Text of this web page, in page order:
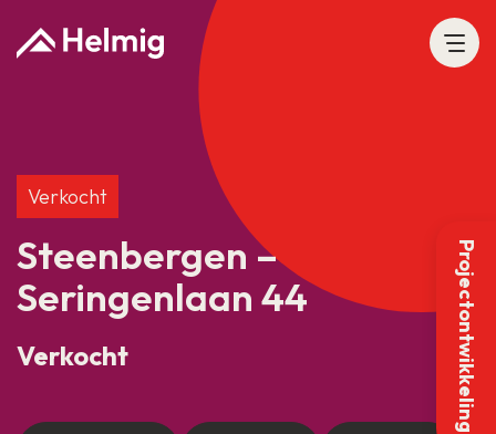
Verkocht
Steenbergen –
Seringenlaan 44
Verkocht Projectontwikkeling